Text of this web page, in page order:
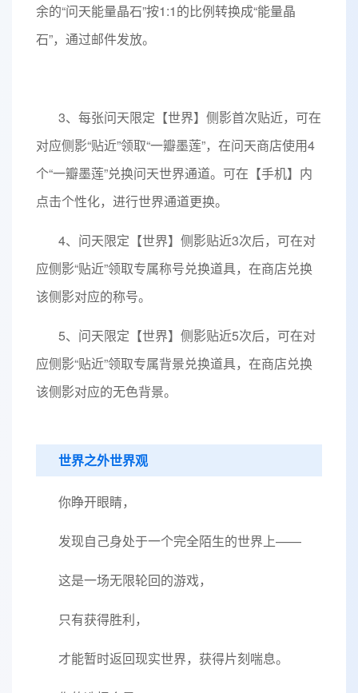
余的“问天能量晶石”按1:1的比例转换成“能量晶
石”，通过邮件发放。
3、每张问天限定【世界】侧影首次贴近，可在
对应侧影“贴近”领取“一瓣墨莲”，在问天商店使用4
个“一瓣墨莲”兑换问天世界通道。可在【手机】内
点击个性化，进行世界通道更换。
4、问天限定【世界】侧影贴近3次后，可在对
应侧影“贴近”领取专属称号兑换道具，在商店兑换
该侧影对应的称号。
5、问天限定【世界】侧影贴近5次后，可在对
应侧影“贴近”领取专属背景兑换道具，在商店兑换
该侧影对应的无色背景。
世界之外世界观
你睁开眼睛，
发现自己身处于一个完全陌生的世界上——
这是一场无限轮回的游戏，
只有获得胜利，
才能暂时返回现实世界，获得片刻喘息。